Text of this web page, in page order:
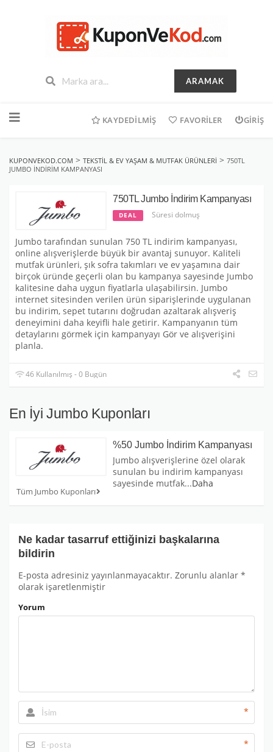
ARAMAK
geç
KAYDEDILMIŞ FAVORILER GIRIŞ
KUPONVEKOD.COM > TEKSTIL & EV YAŞAM & MUTFAK ÜRÜNLERI > 750TL
JUMBO İNDIRIM KAMPANYASI
750TL Jumbo İndirim Kampanyası
DEAL Süresi dolmuş
Jumbo tarafından sunulan 750 TL indirim kampanyası,
online alışverişlerde büyük bir avantaj sunuyor. Kaliteli
mutfak ürünleri, şık sofra takımları ve ev yaşamına dair
birçok üründe geçerli olan bu kampanya sayesinde Jumbo
kalitesine daha uygun fiyatlarla ulaşabilirsin. Jumbo
internet sitesinden verilen ürün siparişlerinde uygulanan
bu indirim, sepet tutarını doğrudan azaltarak alışveriş
deneyimini daha keyifli hale getirir. Kampanyanın tüm
detaylarını görmek için kampanyayı Gör ve alışverişini
planla.
46 Kullanılmış - 0 Bugün
En İyi Jumbo Kuponları
Tüm Jumbo Kuponları
%50 Jumbo İndirim Kampanyası
Jumbo alışverişlerine özel olarak
sunulan bu indirim kampanyası
sayesinde mutfak...Daha
Ne kadar tasarruf ettiğinizi başkalarına
bildirin
E-posta adresiniz yayınlanmayacaktır. Zorunlu alanlar *
olarak işaretlenmiştir
Yorum
*
*